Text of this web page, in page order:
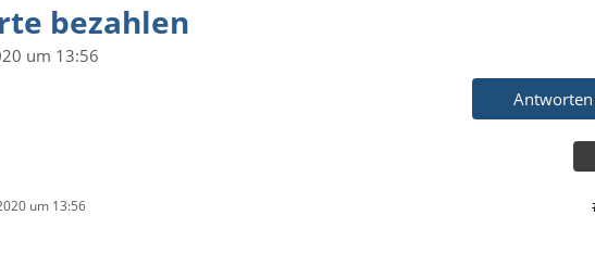
bezahlen
um 13:56
Antworten
um 13:56